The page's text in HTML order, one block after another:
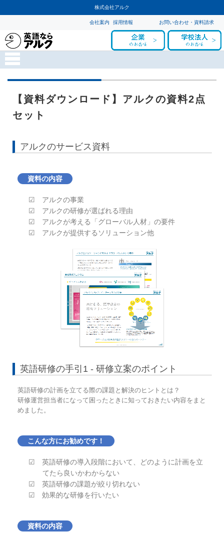
株式会社アルク
お問い合わせ・資料請求
採用情報
会社案内
【資料ダウンロード】アルクの資料2点
セット
アルクのサービス資料
資料の内容
☑ アルクの事業
☑ アルクの研修が選ばれる理由
☑ アルクが考える「グローバル人材」の要件
☑ アルクが提供するソリューション他
英語研修の手引1 - 研修立案のポイント
英語研修の計画を立てる際の課題と解決のヒントとは？
研修運営担当者になって困ったときに知っておきたい内容をまと
めました。
こんな方にお勧めです！
☑ 英語研修の導入段階において、どのように計画を立
てたら良いかわからない
☑ 英語研修の課題が絞り切れない
☑ 効果的な研修を行いたい
資料の内容